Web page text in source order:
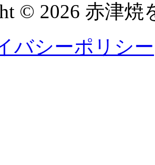
© 2026 赤津焼
バシーポリシー